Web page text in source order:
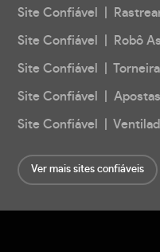
Site Confiável |
Site Confiável | Robô
Site Confiável |
Site Confiável | Apostas
Site Confiável |
Ver mais sites confiáveis